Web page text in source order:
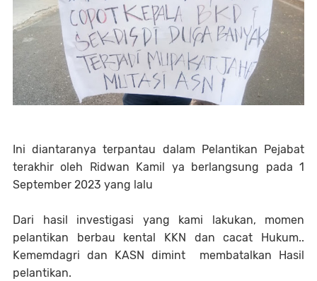
Ini diantaranya terpantau dalam Pelantikan Pejabat
terakhir oleh Ridwan Kamil ya berlangsung pada 1
September 2023 yang lalu
Dari hasil investigasi yang kami lakukan, momen
pelantikan berbau kental KKN dan cacat Hukum..
Kememdagri dan KASN dimint membatalkan Hasil
pelantikan.